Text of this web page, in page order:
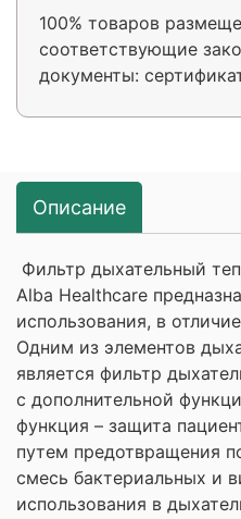
100% товаров
соответствующие
документы:
Описание
Фильтр дыхательный
Alba Healthcare
использования, в
Одним из элементов
является фильтр
с дополнительной
функция – защита
путем предотвращения
смесь бактериальных и
использования в